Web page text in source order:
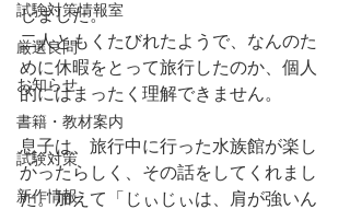
試験対策情報室
厳選良問
お知らせ
書籍・教材案内
試験対策
新作情報
しました。
二人ともくたびれたようで、なんのた
めに休暇をとって旅行したのか、個人
的にはまったく理解できません。
息子は、旅行中に行った水族館が楽し
かったらしく、その話をしてくれまし
た。加えて「じぃじぃは、肩が強いん